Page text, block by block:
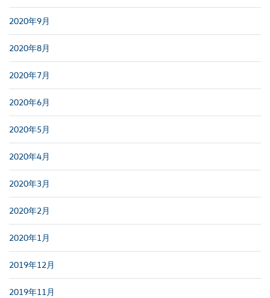
2020年9月
2020年8月
2020年7月
2020年6月
2020年5月
2020年4月
2020年3月
2020年2月
2020年1月
2019年12月
2019年11月